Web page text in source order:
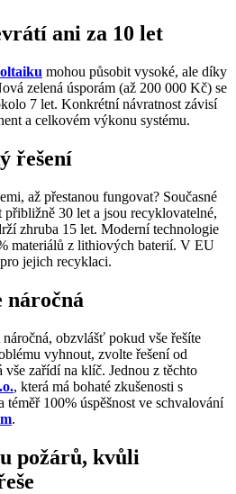
ani za 10 let
mohou působit vysoké, ale díky
zelená úsporám (až 200 000 Kč) se
7 let. Konkrétní návratnost závisí
a celkovém výkonu systému.
řešení
až přestanou fungovat? Současné
30 let a jsou recyklovatelné,
zhruba 15 let. Moderní technologie
materiálů z lithiových baterií. V EU
jejich recyklaci.
obzvlášť pokud vše řešíte
vyhnout, zvolte řešení od
vše zařídí na klíč. Jednou z těchto
, která má bohaté zkušenosti s
100% úspěšnost ve schvalování
.
požárů, kvůli